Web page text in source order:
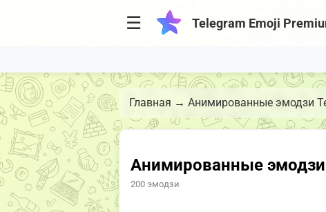
☰ Telegram Emoji
Главная → Анимированные эмодзи
Анимированные эмодзи
200 эмодзи